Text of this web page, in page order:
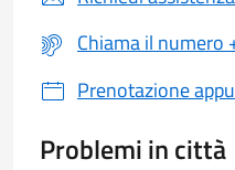
Chiama il
Prenotazione
Problemi in città